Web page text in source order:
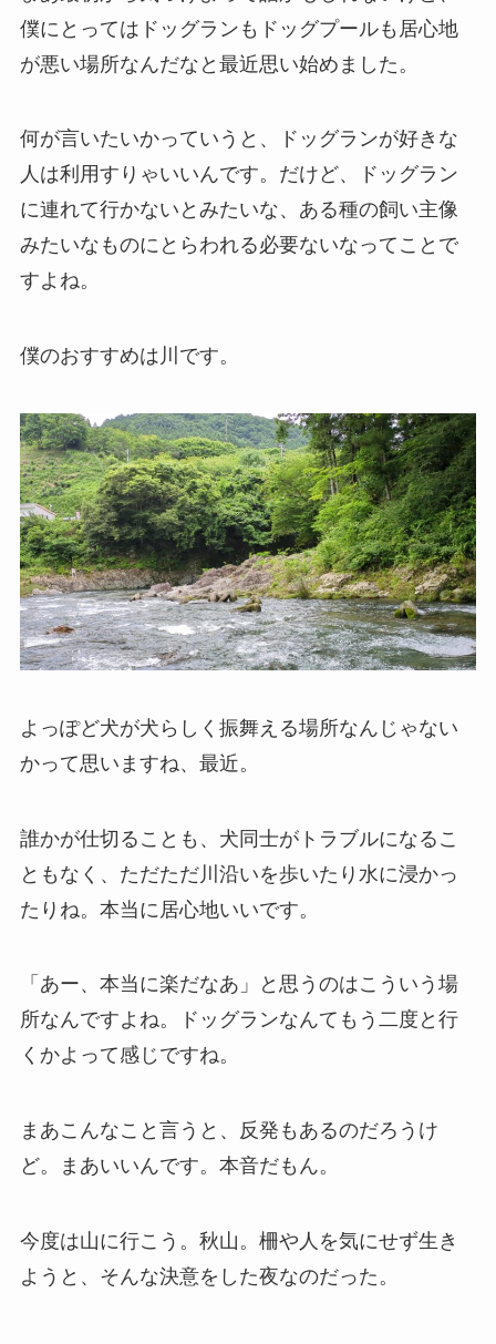
僕にとってはドッグランもドッグプールも居心地
が悪い場所なんだなと最近思い始めました。
何が言いたいかっていうと、ドッグランが好きな
人は利用すりゃいいんです。だけど、ドッグラン
に連れて行かないとみたいな、ある種の飼い主像
みたいなものにとらわれる必要ないなってことで
すよね。
僕のおすすめは川です。
よっぽど犬が犬らしく振舞える場所なんじゃない
かって思いますね、最近。
誰かが仕切ることも、犬同士がトラブルになるこ
ともなく、ただただ川沿いを歩いたり水に浸かっ
たりね。本当に居心地いいです。
「あー、本当に楽だなあ」と思うのはこういう場
所なんですよね。ドッグランなんてもう二度と行
くかよって感じですね。
まあこんなこと言うと、反発もあるのだろうけ
ど。まあいいんです。本音だもん。
今度は山に行こう。秋山。柵や人を気にせず生き
ようと、そんな決意をした夜なのだった。